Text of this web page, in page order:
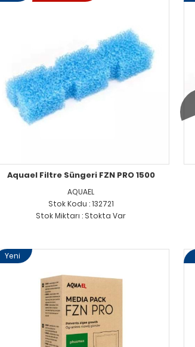
Aquael Filtre Süngeri FZN PRO 1500
AQUAEL
Stok Kodu : 132721
Stok Miktarı : Stokta Var
Yeni